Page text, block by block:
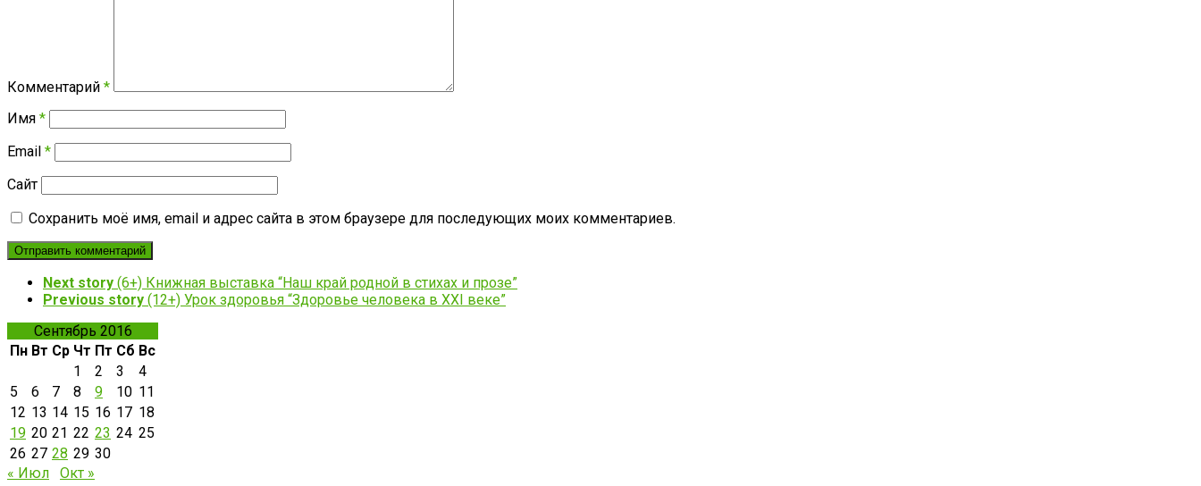
Комментарий *
Имя *
Email *
Сайт
Сохранить моё имя, email и адрес сайта в этом браузере для последующих моих комментариев.
Next story (6+) Книжная выставка “Наш край родной в стихах и прозе”
Previous story (12+) Урок здоровья “Здоровье человека в XXI веке”
Сентябрь 2016
Пн Вт Ср Чт Пт Сб Вс
1
2 3
4
5
6 7 8 9 10 11
12 13 14 15 16 17 18
19 20 21 22 23 24 25
26 27 28 29 30
« Июл
Окт »